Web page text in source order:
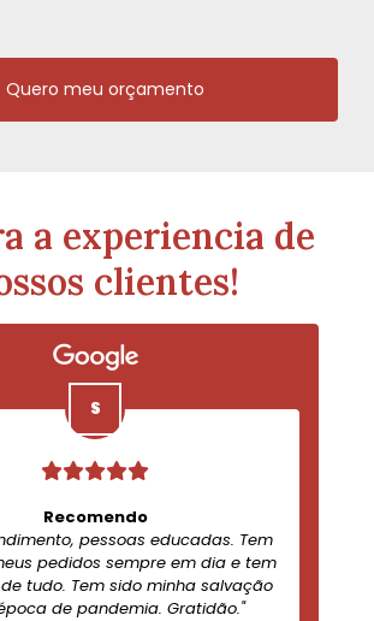
Quero meu orçamento
a experiencia de
clientes!
Recomendo
pessoas educadas. Tem
pedidos sempre em dia e tem
tudo. Tem sido minha salvação
de pandemia. Gratidão."